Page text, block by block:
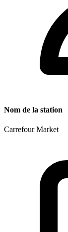
Nom de la station
Carrefour Market